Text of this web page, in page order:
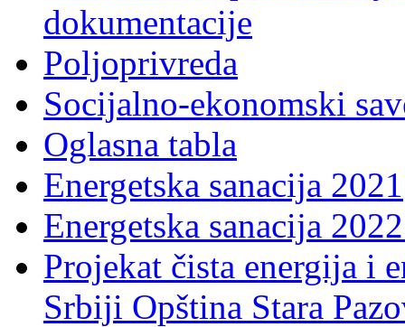
dokumentacije
Poljoprivreda
Socijalno-ekonomski
Oglasna tabla
Energetska sanacija 2021
Energetska sanacija
Projekat čista energija i
Srbiji Opština Stara